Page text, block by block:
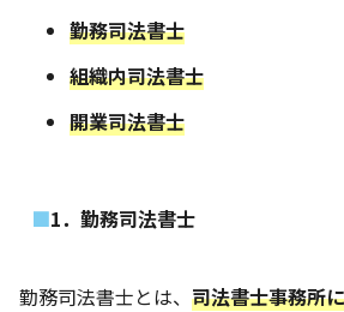
勤務司法書士
組織内司法書士
開業司法書士
1．勤務司法書士
勤務司法書士とは、 司法書士事務所